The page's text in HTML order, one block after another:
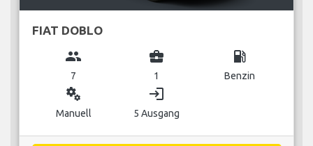
FIAT DOBLO
group
7
business_center
1
local_gas_station
Benzin
miscellaneous_services
Manuell
login
5 Ausgang